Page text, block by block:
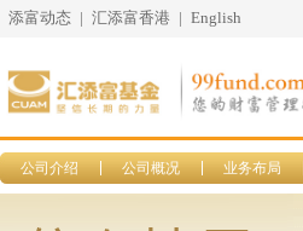
添富动态 | 汇添富香港 | English
公司介绍 公司概况 业务布局